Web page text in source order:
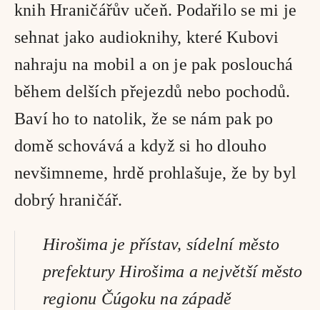
knih Hraničářův učeň. Podařilo se mi je
sehnat jako audioknihy, které Kubovi
nahraju na mobil a on je pak poslouchá
během delších přejezdů nebo pochodů.
Baví ho to natolik, že se nám pak po
domě schovává a když si ho dlouho
nevšimneme, hrdě prohlašuje, že by byl
dobrý hraničář.
Hirošima je přístav, sídelní město
prefektury Hirošima a největší město
regionu Čúgoku na západě